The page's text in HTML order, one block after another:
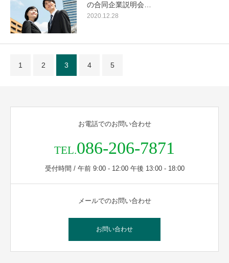
の合同企業説明会…
2020.12.28
1 2 3 4 5
お電話でのお問い合わせ
TEL.086-206-7871
受付時間 / 午前 9:00 - 12:00 午後 13:00 - 18:00
メールでのお問い合わせ
お問い合わせ